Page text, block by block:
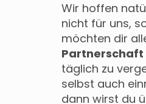
Wir hoffen
nicht für uns,
möchten dir
Partnerschaft
täglich zu
selbst auch
dann wirst du